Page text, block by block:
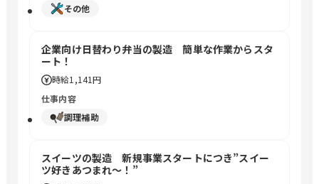
その他
企業向け日替わり弁当の製造 簡単な作業からスタ
ート！
時給1,141円
仕事内容
調理補助
スイーツの製造 新規事業スタートにつき”スイー
ツ好きあつまれ〜！”